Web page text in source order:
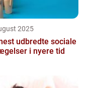
2025
udbredte sociale
i nyere tid